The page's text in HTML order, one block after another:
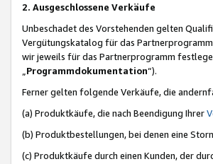
2. Ausgeschlossene Verkäufe
Unbeschadet des Vorstehenden gelten
Vergütungskatalog für das
wir jeweils für das Partnerprogramm
Programmdokumentation“).
Ferner gelten folgende Verkäufe, die
(a) Produktkäufe, die nach Beendigung Ihrer
(b) Produktbestellungen, bei denen eine
(c) Produktkäufe durch einen Kunden, der